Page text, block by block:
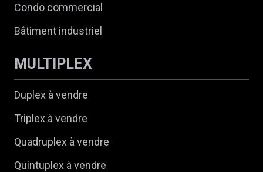
Condo commercial
Bâtiment industriel
MULTIPLEX
Duplex à vendre
Triplex à vendre
Quadruplex à vendre
Quintuplex à vendre